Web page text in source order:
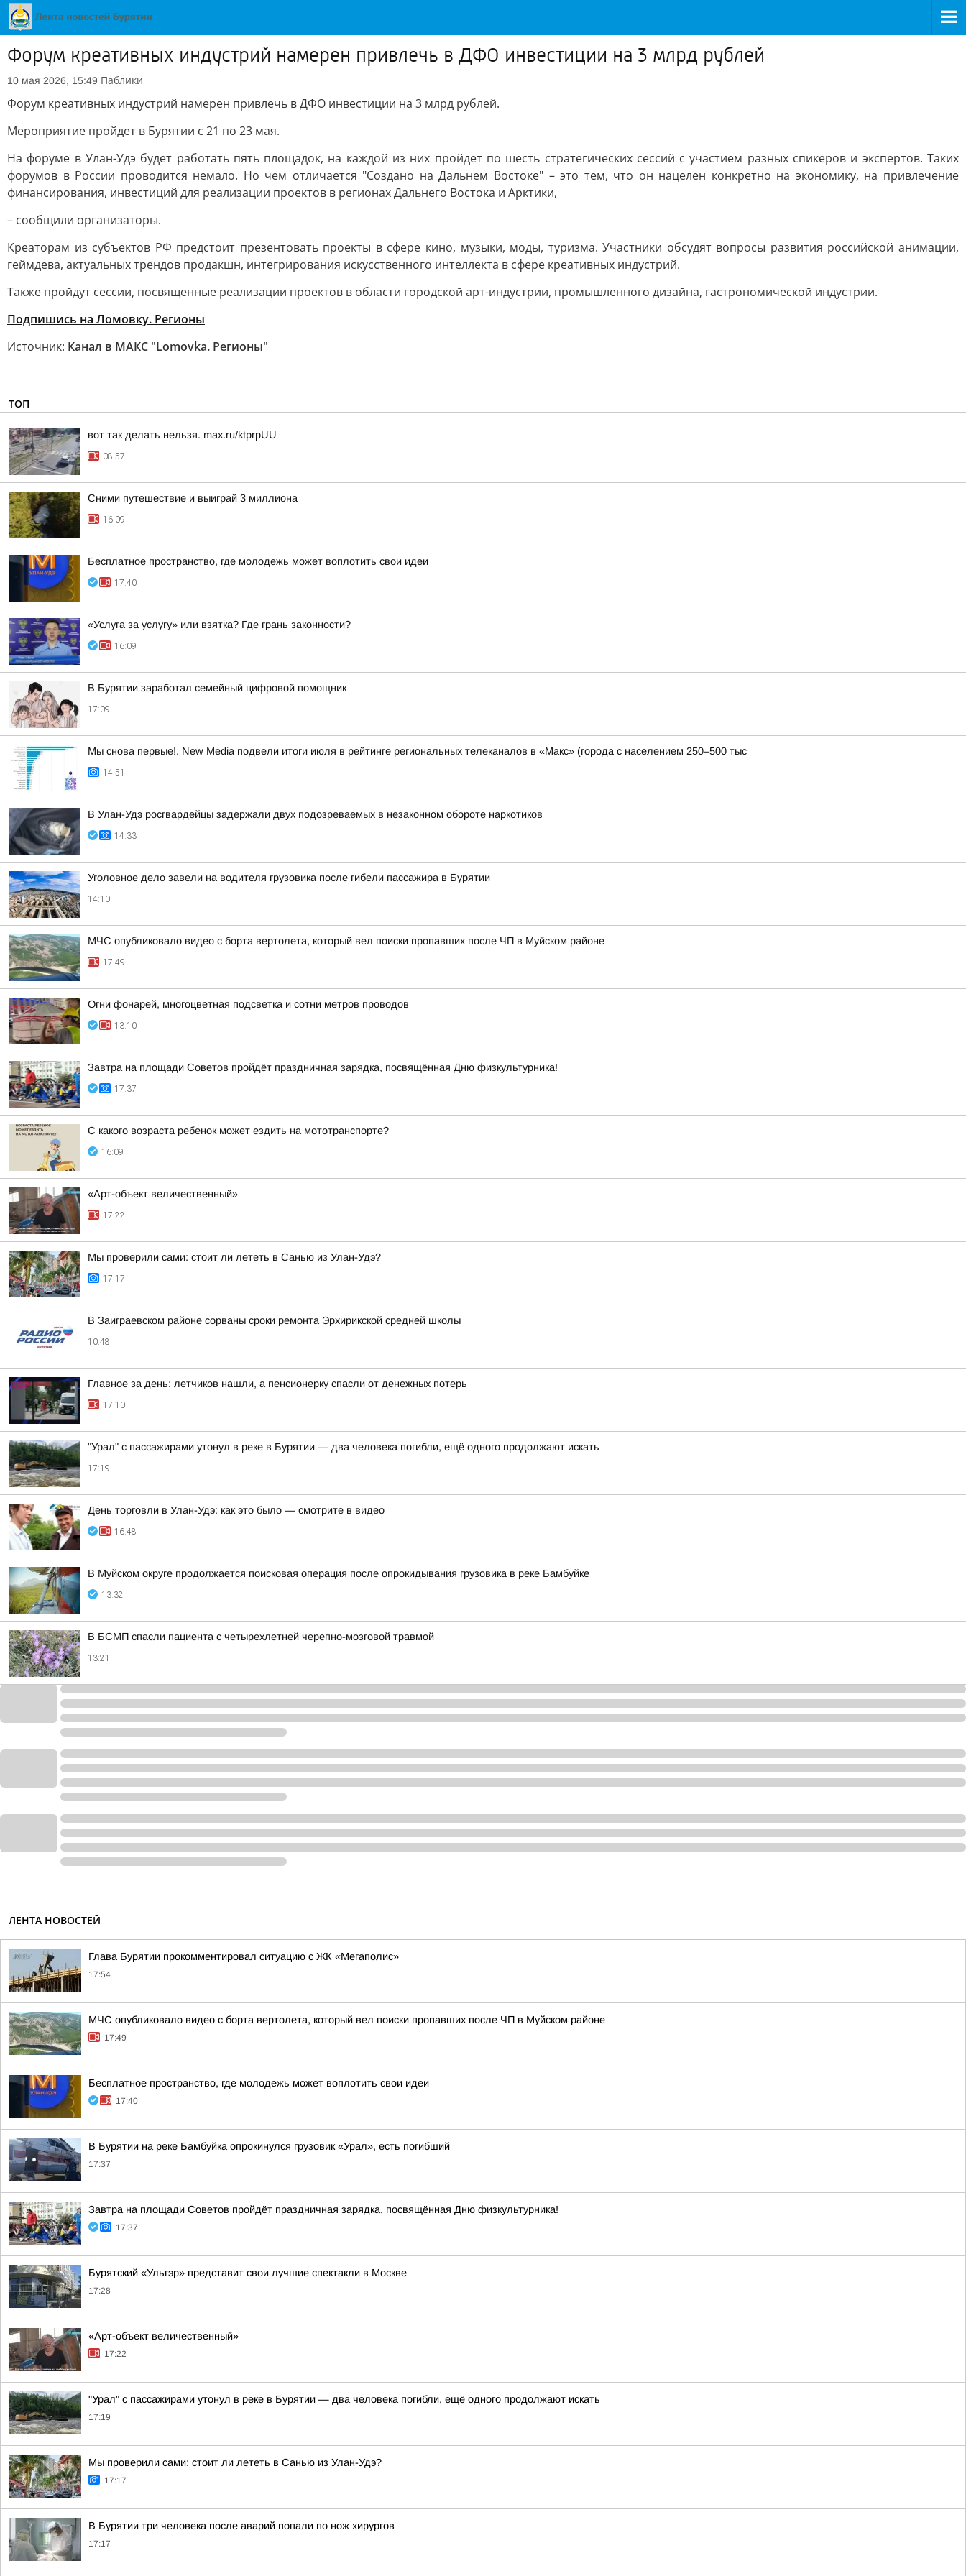
Форум креативных индустрий намерен привлечь в ДФО инвестиции на 3 млрд рублей
10 мая 2026, 15:49 Паблики
Форум креативных индустрий намерен привлечь в ДФО инвестиции на 3 млрд рублей.
Мероприятие пройдет в Бурятии с 21 по 23 мая.
На форуме в Улан-Удэ будет работать пять площадок, на каждой из них пройдет по шесть стратегических сессий с участием разных спикеров и экспертов. Таких
форумов в России проводится немало. Но чем отличается "Создано на Дальнем Востоке" – это тем, что он нацелен конкретно на экономику, на привлечение
финансирования, инвестиций для реализации проектов в регионах Дальнего Востока и Арктики,
– сообщили организаторы.
Креаторам из субъектов РФ предстоит презентовать проекты в сфере кино, музыки, моды, туризма. Участники обсудят вопросы развития российской анимации,
геймдева, актуальных трендов продакшн, интегрирования искусственного интеллекта в сфере креативных индустрий.
Также пройдут сессии, посвященные реализации проектов в области городской арт-индустрии, промышленного дизайна, гастрономической индустрии.
Подпишись на Ломовку. Регионы
Источник: Канал в МАКС "Lomovka. Регионы"
ТОП
вот так делать нельзя. max.ru/ktprpUU
08:57
Сними путешествие и выиграй 3 миллиона
16:09
Бесплатное пространство, где молодежь может воплотить свои идеи
17:40
«Услуга за услугу» или взятка? Где грань законности?
16:09
В Бурятии заработал семейный цифровой помощник
17:09
Мы снова первые!. New Media подвели итоги июля в рейтинге региональных телеканалов в «Макс» (города с населением 250–500 тыс
14:51
В Улан-Удэ росгвардейцы задержали двух подозреваемых в незаконном обороте наркотиков
14:33
Уголовное дело завели на водителя грузовика после гибели пассажира в Бурятии
14:10
МЧС опубликовало видео с борта вертолета, который вел поиски пропавших после ЧП в Муйском районе
17:49
Огни фонарей, многоцветная подсветка и сотни метров проводов
13:10
Завтра на площади Советов пройдёт праздничная зарядка, посвящённая Дню физкультурника!
17:37
С какого возраста ребенок может ездить на мототранспорте?
16:09
«Арт-объект величественный»
17:22
Мы проверили сами: стоит ли лететь в Санью из Улан-Удэ?
17:17
В Заиграевском районе сорваны сроки ремонта Эрхирикской средней школы
10:48
Главное за день: летчиков нашли, а пенсионерку спасли от денежных потерь
17:10
"Урал" с пассажирами утонул в реке в Бурятии — два человека погибли, ещё одного продолжают искать
17:19
День торговли в Улан-Удэ: как это было — смотрите в видео
16:48
В Муйском округе продолжается поисковая операция после опрокидывания грузовика в реке Бамбуйке
13:32
В БСМП спасли пациента с четырехлетней черепно-мозговой травмой
13:21
ЛЕНТА НОВОСТЕЙ
Глава Бурятии прокомментировал ситуацию с ЖК «Мегаполис»
17:54
МЧС опубликовало видео с борта вертолета, который вел поиски пропавших после ЧП в Муйском районе
17:49
Бесплатное пространство, где молодежь может воплотить свои идеи
17:40
В Бурятии на реке Бамбуйка опрокинулся грузовик «Урал», есть погибший
17:37
Завтра на площади Советов пройдёт праздничная зарядка, посвящённая Дню физкультурника!
17:37
Бурятский «Ульгэр» представит свои лучшие спектакли в Москве
17:28
«Арт-объект величественный»
17:22
"Урал" с пассажирами утонул в реке в Бурятии — два человека погибли, ещё одного продолжают искать
17:19
Мы проверили сами: стоит ли лететь в Санью из Улан-Удэ?
17:17
В Бурятии три человека после аварий попали по нож хирургов
17:17